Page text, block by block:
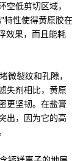
空低剪切区域，
特性使得黄原胶在
效果，而且能耗
微裂纹和孔隙，
失剂相比，黄原
更坚韧。在盐膏
出，因为它的高